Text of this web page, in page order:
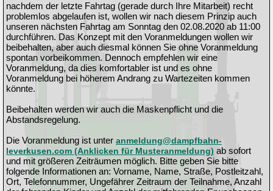
nachdem der letzte Fahrtag (gerade durch Ihre Mitarbeit) recht
problemlos abgelaufen ist, wollen wir nach diesem Prinzip auch
unseren nächsten Fahrtag am Sonntag den 02.08.2020 ab 11:00
durchführen. Das Konzept mit den Voranmeldungen wollen wir
beibehalten, aber auch diesmal können Sie ohne Voranmeldung
spontan vorbeikommen. Dennoch empfehlen wir eine
Voranmeldung, da dies komfortabler ist und es ohne
Voranmeldung bei höherem Andrang zu Wartezeiten kommen
könnte.
Beibehalten werden wir auch die Maskenpflicht und die
Abstandsregelung.
Die Voranmeldung ist unter anmeldung@dampfbahn-
leverkusen.com (Anklicken für Musteranmeldung) ab sofort
und mit größeren Zeiträumen möglich. Bitte geben Sie bitte
folgende Informationen an: Vorname, Name, Straße, Postleitzahl,
Ort, Telefonnummer, Ungefährer Zeitraum der Teilnahme, Anzahl